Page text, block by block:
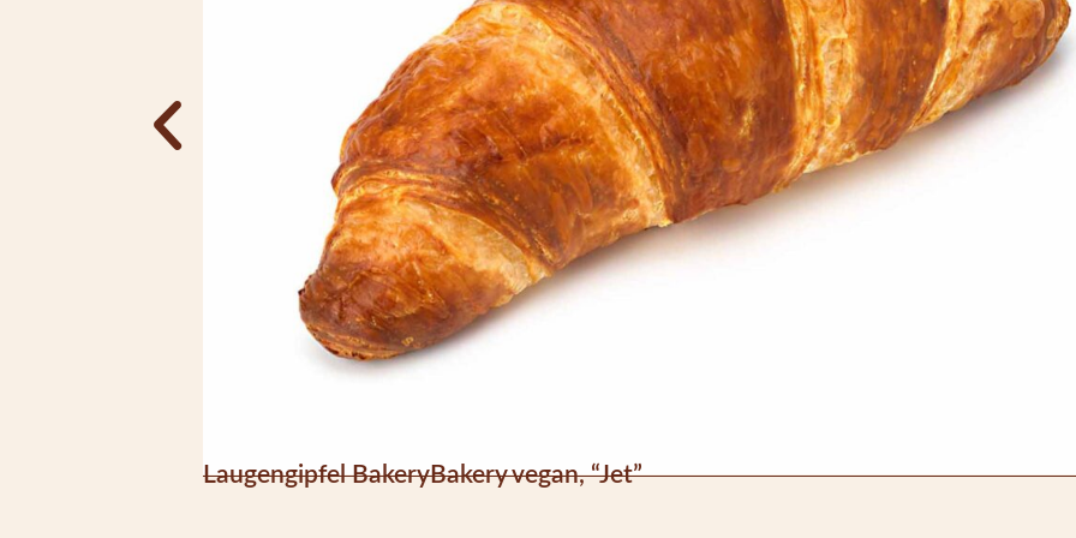
Laugengipfel BakeryBakery vegan, “Jet”